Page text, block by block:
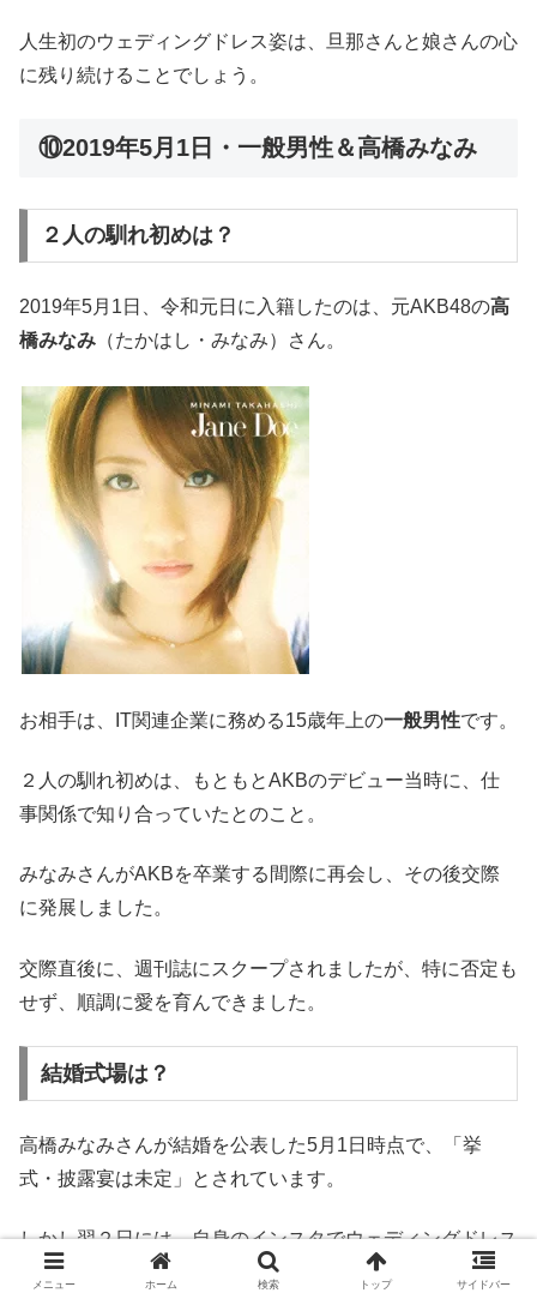
人生初のウェディングドレス姿は、旦那さんと娘さんの心
に残り続けることでしょう。
⑩2019年5月1日・一般男性＆高橋みなみ
２人の馴れ初めは？
2019年5月1日、令和元日に入籍したのは、元AKB48の高
橋みなみ （たかはし・みなみ）さん。
お相手は、IT関連企業に務める15歳年上の一般男性です。
２人の馴れ初めは、もともとAKBのデビュー当時に、仕
事関係で知り合っていたとのこと。
みなみさんがAKBを卒業する間際に再会し、その後交際
に発展しました。
交際直後に、週刊誌にスクープされましたが、特に否定も
せず、順調に愛を育んできました。
結婚式場は？
高橋みなみさんが結婚を公表した5月1日時点で、「挙
式・披露宴は未定」とされています。
しかし翌２日には、自身のインスタでウェディングドレス
姿を披露し、準備はバッチリみたいですね。
メニュー ホーム 検索 トップ サイドバー